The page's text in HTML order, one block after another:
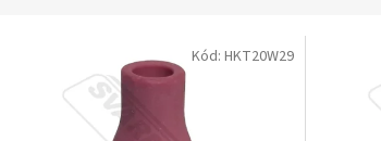
Kód: HKT20W29